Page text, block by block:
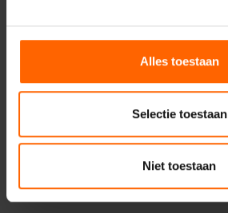
Alles toestaan
Selectie toestaan
Niet toestaan
Meer weten over dit
Contact opnemen